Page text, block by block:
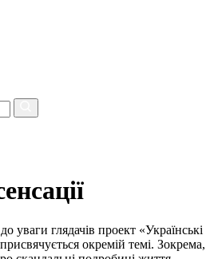
уваги глядачів проект «Українські
окремій темі. Зокрема,